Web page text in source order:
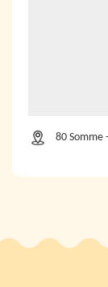
80 Somme